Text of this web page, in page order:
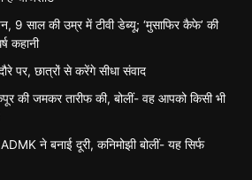
9 साल की उम्र में टीवी डेब्यू; ‘मुसाफिर कैफे’ की
कहानी
पर, छात्रों से करेंगे सीधा संवाद
की जमकर तारीफ की, बोलीं- वह आपको किसी भी
ने बनाई दूरी, कनिमोझी बोलीं- यह सिर्फ